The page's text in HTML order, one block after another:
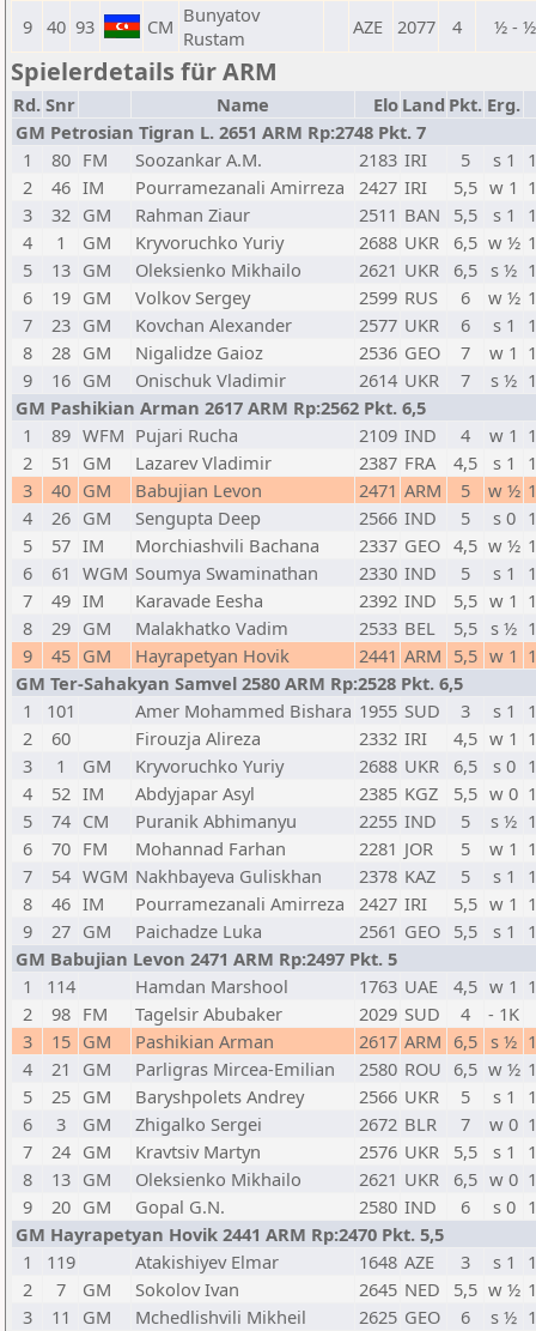
9 40 93 CM Bunyatov
Rustam
AZE 2077 4 ½ - ½
Spielerdetails für ARM
Rd. Snr Name Elo Land Pkt. Erg.
GM Petrosian Tigran L. 2651 ARM Rp:2748 Pkt. 7
1
80 FM Soozankar A.M. 2183 IRI 5 s 1
2
46 IM Pourramezanali Amirreza 2427 IRI 5,5 w 1
3
32 GM Rahman Ziaur 2511 BAN 5,5 s 1
4
1 GM Kryvoruchko Yuriy 2688 UKR 6,5 w ½
5
13 GM Oleksienko Mikhailo 2621 UKR 6,5 s ½
6
19 GM Volkov Sergey 2599 RUS 6 w ½
7
23 GM Kovchan Alexander 2577 UKR 6 s 1
8
28 GM Nigalidze Gaioz 2536 GEO 7 w 1
9
16 GM Onischuk Vladimir 2614 UKR 7 s ½
GM Pashikian Arman 2617 ARM Rp:2562 Pkt. 6,5
1
89 WFM Pujari Rucha 2109 IND 4 w 1
2
51 GM Lazarev Vladimir 2387 FRA 4,5 s 1
3
40 GM Babujian Levon 2471 ARM 5 w ½
4
26 GM Sengupta Deep 2566 IND 5 s 0
5
57 IM Morchiashvili Bachana 2337 GEO 4,5 w ½
6
61 WGM Soumya Swaminathan 2330 IND 5 s 1
7
49 IM Karavade Eesha 2392 IND 5,5 w 1
8
29 GM Malakhatko Vadim 2533 BEL 5,5 s ½
9
45 GM Hayrapetyan Hovik 2441 ARM 5,5 w 1
GM Ter-Sahakyan Samvel 2580 ARM Rp:2528 Pkt. 6,5
1
101 Amer Mohammed Bishara 1955 SUD 3 s 1
2
60 Firouzja Alireza 2332 IRI 4,5 w 1
3
1 GM Kryvoruchko Yuriy 2688 UKR 6,5 s 0
4
52 IM Abdyjapar Asyl 2385 KGZ 5,5 w 0
5
74 CM Puranik Abhimanyu 2255 IND 5 s ½
6
70 FM Mohannad Farhan 2281 JOR 5 w 1
7
54 WGM Nakhbayeva Guliskhan 2378 KAZ 5 s 1
8
46 IM Pourramezanali Amirreza 2427 IRI 5,5 w 1
9
27 GM Paichadze Luka 2561 GEO 5,5 s 1
GM Babujian Levon 2471 ARM Rp:2497 Pkt. 5
1
114 Hamdan Marshool 1763 UAE 4,5 w 1
2
98 FM Tagelsir Abubaker 2029 SUD 4
- 1K
3
15 GM Pashikian Arman 2617 ARM 6,5 s ½
4
21 GM Parligras Mircea-Emilian 2580 ROU 6,5 w ½
5
25 GM Baryshpolets Andrey 2566 UKR 5 s 1
6
3 GM Zhigalko Sergei 2672 BLR 7 w 0
7
24 GM Kravtsiv Martyn 2576 UKR 5,5 s 1
8
13 GM Oleksienko Mikhailo 2621 UKR 6,5 w 0
9
20 GM Gopal G.N. 2580 IND 6 s 0
GM Hayrapetyan Hovik 2441 ARM Rp:2470 Pkt. 5,5
1
119 Atakishiyev Elmar 1648 AZE 3 s 1
2
7 GM Sokolov Ivan 2645 NED 5,5 w ½
3
11 GM Mchedlishvili Mikheil 2625 GEO 6 s ½